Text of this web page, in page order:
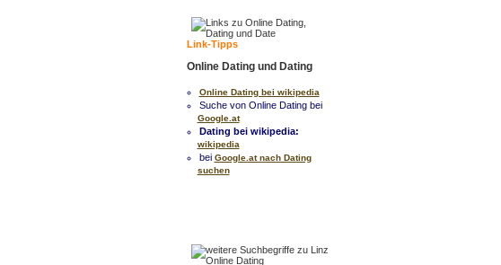
Link-Tipps
Online Dating und Dating
Online Dating bei wikipedia
Suche von Online Dating bei
Google.at
Dating bei wikipedia:
wikipedia
bei Google.at nach Dating
suchen